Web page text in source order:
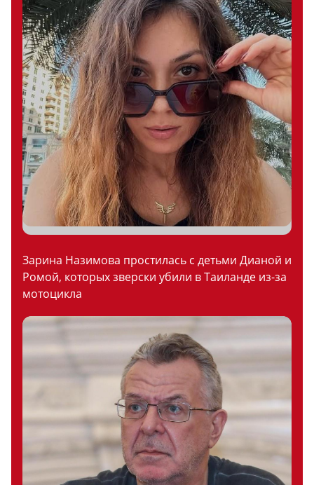
Зарина Назимова простилась с детьми Дианой и
Ромой, которых зверски убили в Таиланде из-за
мотоцикла